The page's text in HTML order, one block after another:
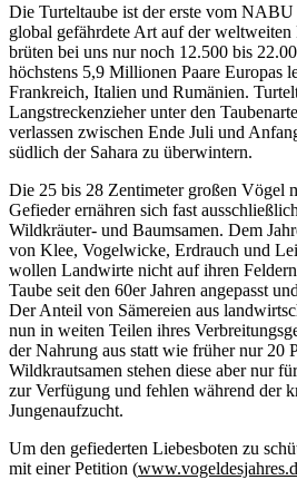
Die Turteltaube ist der erste vom NABU
global gefährdete Art auf der
brüten bei uns nur noch 12.500 bis
höchstens 5,9 Millionen Paare Europas
Frankreich, Italien und Rumänien.
Langstreckenzieher unter den
verlassen zwischen Ende Juli und
südlich der Sahara zu überwintern.
Die 25 bis 28 Zentimeter großen Vögel
Gefieder ernähren sich fast
Wildkräuter- und Baumsamen. Dem
von Klee, Vogelwicke, Erdrauch und
wollen Landwirte nicht auf ihren
Taube seit den 60er Jahren angepasst
Der Anteil von Sämereien aus
nun in weiten Teilen ihres
der Nahrung aus statt wie früher nur 20
Wildkrautsamen stehen diese aber nur
zur Verfügung und fehlen während der
Jungenaufzucht.
Um den gefiederten Liebesboten zu
mit einer Petition (